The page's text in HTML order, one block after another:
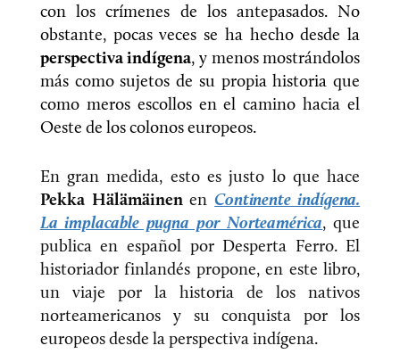
con los crímenes de los antepasados. No
obstante, pocas veces se ha hecho desde la
perspectiva indígena, y menos mostrándolos
más como sujetos de su propia historia que
como meros escollos en el camino hacia el
Oeste de los colonos europeos.
En gran medida, esto es justo lo que hace
Pekka HälämäinenenContinente indígena.
La implacable pugna por Norteamérica, que
publica en español por Desperta Ferro. El
historiador finlandés propone, en este libro,
un viaje por la historia de los nativos
norteamericanos y su conquista por los
europeos desde la perspectiva indígena.